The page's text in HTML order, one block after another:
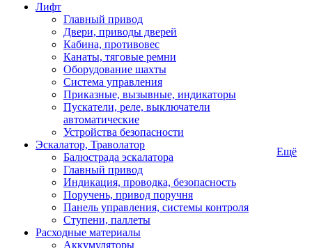
Лифт
Главный привод
Двери, приводы дверей
Кабина, противовес
Канаты, тяговые ремни
Оборудование шахты
Система управления
Приказные, вызывные, индикаторы
Пускатели, реле, выключатели
автоматические
Устройства безопасности
Эскалатор, Траволатор
Балюстрада эскалатора
Главный привод
Индикация, проводка, безопасность
Поручень, привод поручня
Панель управления, системы контроля
Ступени, паллеты
Расходные материалы
Аккумуляторы
Ещё